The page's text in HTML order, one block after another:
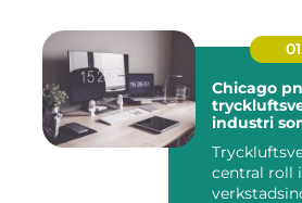
Chicago
industri
central roll